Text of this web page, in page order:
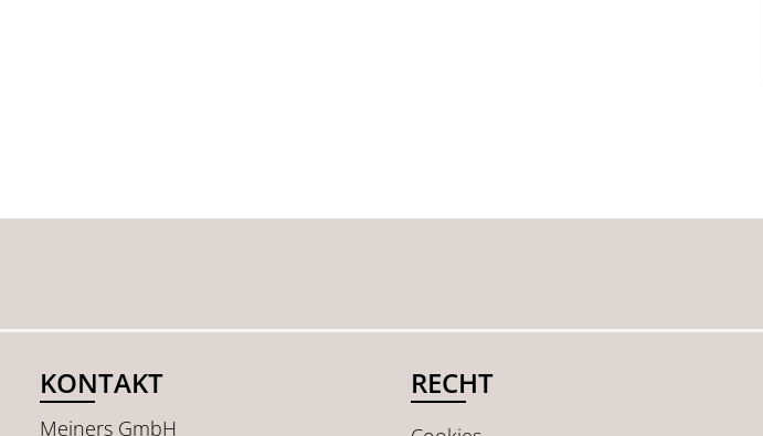
KONTAKT
Meiners GmbH
RECHT